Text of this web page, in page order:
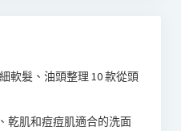
軟髮、油頭整理 10 款從頭
乾肌和痘痘肌適合的洗面